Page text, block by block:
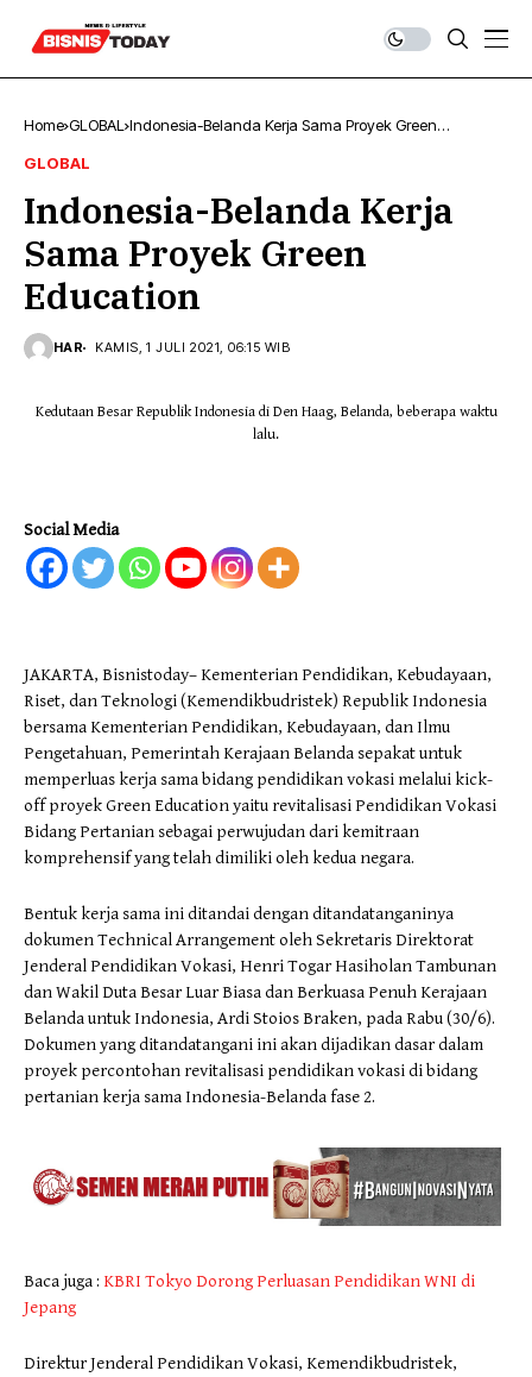
Home GLOBAL Indonesia-Belanda Kerja Sama Proyek Green
GLOBAL
Indonesia-Belanda Kerja
Sama Proyek Green
Education
HAR KAMIS, 1 JULI 2021, 06:15 WIB
Kedutaan Besar Republik Indonesia di Den Haag, Belanda, beberapa waktu
lalu.
Social Media
JAKARTA, Bisnistoday– Kementerian Pendidikan, Kebudayaan,
Riset, dan Teknologi (Kemendikbudristek) Republik Indonesia
bersama Kementerian Pendidikan, Kebudayaan, dan Ilmu
Pengetahuan, Pemerintah Kerajaan Belanda sepakat untuk
memperluas kerja sama bidang pendidikan vokasi melalui kick-
off proyek Green Education yaitu revitalisasi Pendidikan Vokasi
Bidang Pertanian sebagai perwujudan dari kemitraan
komprehensif yang telah dimiliki oleh kedua negara.
Bentuk kerja sama ini ditandai dengan ditandatanganinya
dokumen Technical Arrangement oleh Sekretaris Direktorat
Jenderal Pendidikan Vokasi, Henri Togar Hasiholan Tambunan
dan Wakil Duta Besar Luar Biasa dan Berkuasa Penuh Kerajaan
Belanda untuk Indonesia, Ardi Stoios Braken, pada Rabu (30/6).
Dokumen yang ditandatangani ini akan dijadikan dasar dalam
proyek percontohan revitalisasi pendidikan vokasi di bidang
pertanian kerja sama Indonesia-Belanda fase 2.
Baca juga : KBRI Tokyo Dorong Perluasan Pendidikan WNI di
Jepang
Direktur Jenderal Pendidikan Vokasi, Kemendikbudristek,